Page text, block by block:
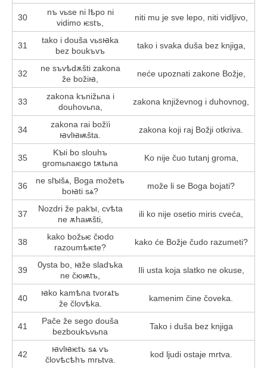
30
nъ vьse ni lѣpo ni
vidimo ѥstъ,
niti mu je sve lepo, niti vidljivo,
31
tako i douša vьsꙗka
bez boukъvъ
tako i svaka duša bez knjiga,
32
ne sъvѣdѫšti zakona
že božіꙗ,
neće upoznati zakone Božje,
33
zakona kъnižьna i
douhovьna,
zakona književnog i duhovnog,
34
zakona rai božїi
ꙗvlꙗѭšta.
zakona koji raj Božji otkriva.
35
Kꙑi bo slouhъ
gromьnaѥgo tѫtьna
Ko nije čuo tutanj groma,
36
ne slꙑšѧ, Boga možetъ
boꙗti sѧ?
može li se Boga bojati?
37
Nozdri že pakꙑ, cvѣta
ne ѫhaѭšti,
ili ko nije osetio miris cveća,
38
kako božьѥ čюdo
razoumѣѥte?
kako će Božje čudo razumeti?
39
Ѹsta bo, ꙗže sladъka
ne čюѭtъ,
Ili usta koja slatko ne okuse,
40
ꙗko kamѣna tvorѧtъ
že človѣka.
kamenim čine čoveka.
41
Pače že sego douša
bezboukъvьna
Tako i duša bez knjiga
42
ꙗvlꙗѥtъ sѧ vъ
človѣcѣhъ mrьtva.
kod ljudi ostaje mrtva.